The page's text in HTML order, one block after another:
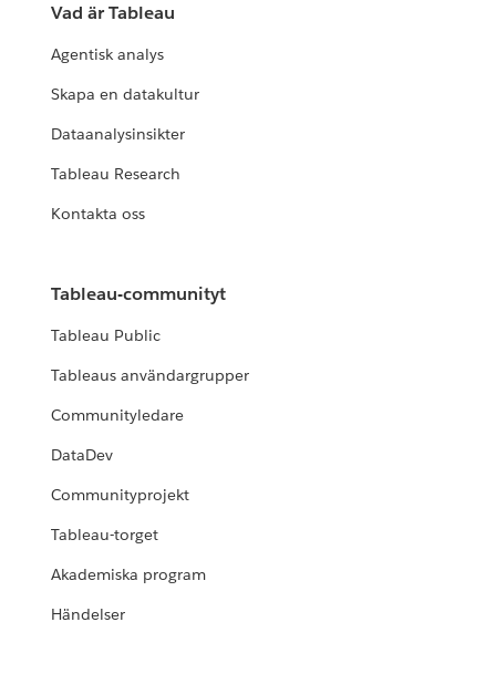
Vad är Tableau
Agentisk analys
Skapa en datakultur
Dataanalysinsikter
Tableau Research
Kontakta oss
Tableau-communityt
Tableau Public
Tableaus användargrupper
Communityledare
DataDev
Communityprojekt
Tableau-torget
Akademiska program
Händelser